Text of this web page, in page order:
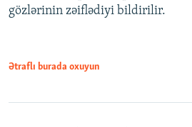
gözlərinin zəiflədiyi bildirilir.
Ətraflı burada oxuyun